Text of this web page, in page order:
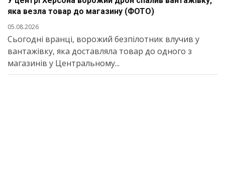
яка везла товар до магазину (ФОТО)
05.08.2026
Сьогодні вранці, ворожий безпілотник влучив у
вантажівку, яка доставляла товар до одного з
магазинів у Центральному...